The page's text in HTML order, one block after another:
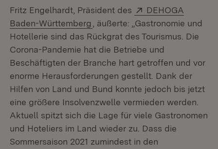
Fritz Engelhardt, Präsident des Extern:
DEHOGA
Baden-Württemberg (Öffnet in neuem Fenster)
, äußerte: „Gastronomie und
Hotellerie sind das Rückgrat des Tourismus. Die
Corona-Pandemie hat die Betriebe und
Beschäftigten der Branche hart getroffen und vor
enorme Herausforderungen gestellt. Dank der
Hilfen von Land und Bund konnte jedoch bis jetzt
eine größere Insolvenzwelle vermieden werden.
Aktuell spitzt sich die Lage für viele Gastronomen
und Hoteliers im Land wieder zu. Dass die
Sommersaison 2021 zumindest in den